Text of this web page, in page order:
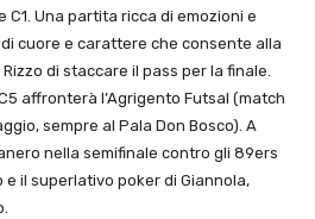
C1. Una partita ricca di emozioni e
cuore e carattere che consente alla
di staccare il pass per la finale.
affronterà l’Agrigento Futsal (match
sempre al Pala Don Bosco). A
nella semifinale contro gli 89ers
e il superlativo poker di Giannola,